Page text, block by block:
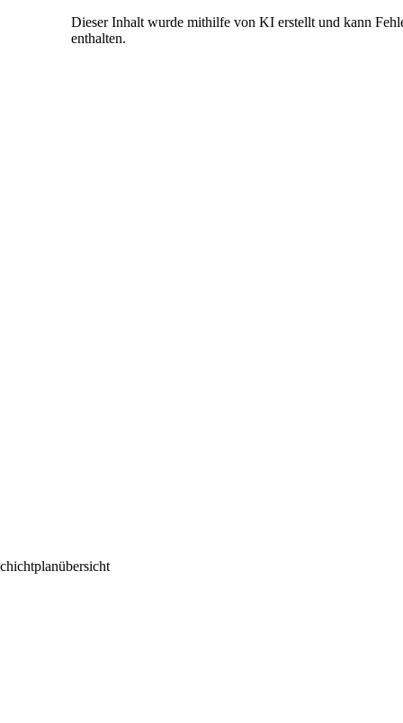
Dieser Inhalt wurde mithilfe von KI erstellt und kann
enthalten.